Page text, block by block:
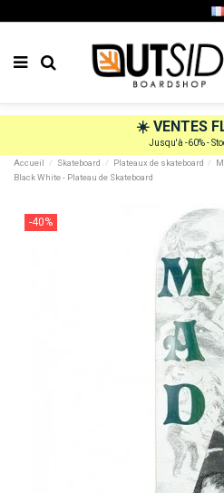
☀️ VENTES
Jusqu'à -60% -
Accueil
Skateboard Plateaux de skateboard
Black White - Plateau de Skateboard
-40%